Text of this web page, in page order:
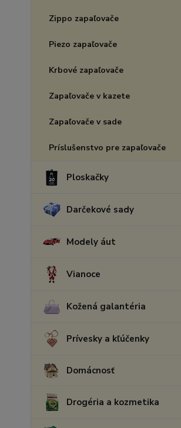
Zippo zapaľovače
Piezo zapaľovače
Krbové zapaľovače
Zapaľovače v kazete
Zapaľovače v sade
Príslušenstvo pre zapaľovače
Ploskačky
Darčekové sady
Modely áut
Vianoce
Kožená galantéria
Prívesky a kľúčenky
Domácnosť
Drogéria a kozmetika